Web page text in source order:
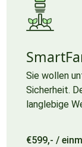
Sie wollen
Sicherheit.
langlebige
€599,- /